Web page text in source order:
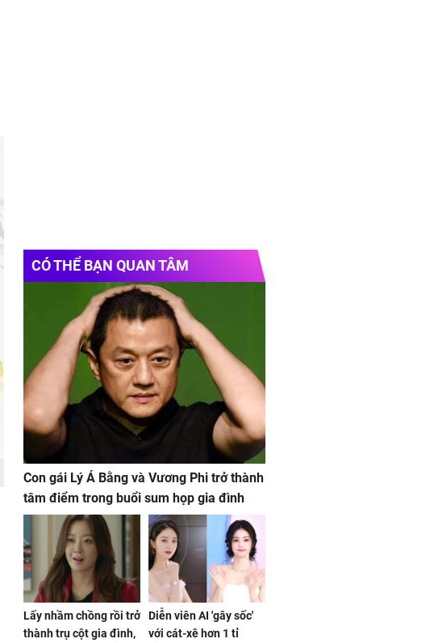
CÓ THỂ BẠN QUAN TÂM
Con gái Lý Á Bằng và Vương Phi trở thành
tâm điểm trong buổi sum họp gia đình
Lấy nhầm chồng rồi trở
thành trụ cột gia đình,
Diễn viên AI 'gây sốc'
với cát-xê hơn 1 tỉ